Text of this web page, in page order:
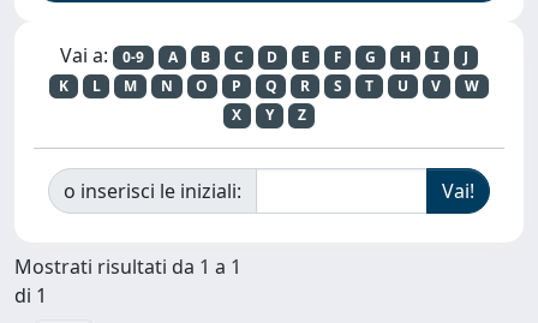
Vai a: 0-9 A B C D E F G H I
J
K
L M N O P Q R S T U V
W
X
Y Z
o inserisci le iniziali:
Mostrati risultati da 1 a 1
di 1